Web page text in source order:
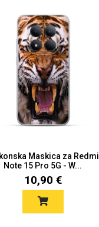
Maskica za Redmi
Note 15 Pro 5G - W...
10,90 €